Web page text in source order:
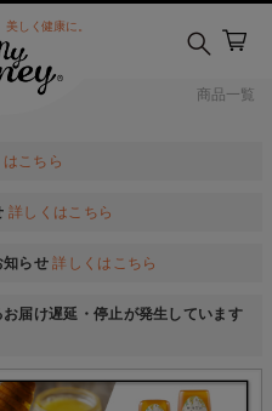
商品一覧
しく健康に。
こちら
詳しくはこちら
知らせ 詳しくはこちら
届け遅延・停止が発生しています